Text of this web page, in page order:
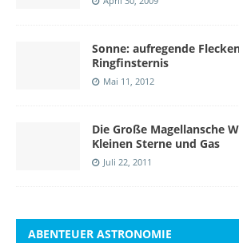
Sonne: aufregende
Ringfinsternis
Mai 11, 2012
Die Große Magellansche
Kleinen Sterne und Gas
Juli 22, 2011
ABENTEUER ASTRONOMIE